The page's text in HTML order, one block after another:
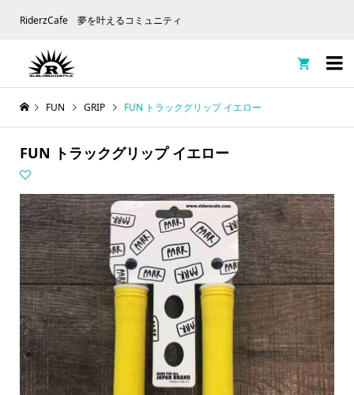
RiderzCafe 夢を叶えるコミュニティ

FUN GRIP FUN トラックグリップ イエロー
FUN トラックグリップ イエロー